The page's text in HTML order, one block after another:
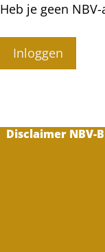
Heb je geen
Inloggen
Disclaimer NBV-